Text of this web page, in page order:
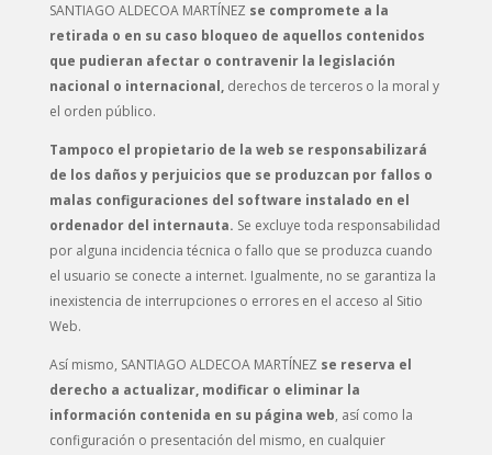
SANTIAGO ALDECOA MARTÍNEZ se compromete a la
retirada o en su caso bloqueo de aquellos contenidos
que pudieran afectar o contravenir la legislación
nacional o internacional,derechos de terceros o la moral y
el orden público.
Tampoco el propietario de la web se responsabilizará
de los daños y perjuicios que se produzcan por fallos o
malas configuraciones del software instalado en el
ordenador del internauta. Se excluye toda responsabilidad
por alguna incidencia técnica o fallo que se produzca cuando
el usuario se conecte a internet. Igualmente, no se garantiza la
inexistencia de interrupciones o errores en el acceso al Sitio
Web.
Así mismo, SANTIAGO ALDECOA MARTÍNEZ se reserva el
derecho a actualizar, modificar o eliminar la
información contenida en su página web, así como la
configuración o presentación del mismo, en cualquier